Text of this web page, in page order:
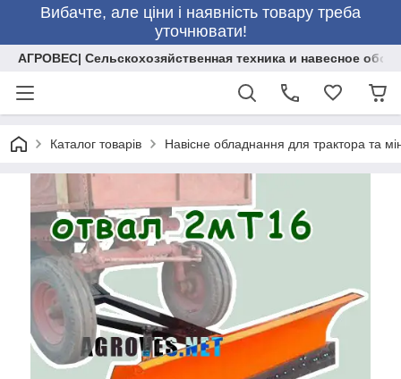
Вибачте, але ціни і наявність товару треба
уточнювати!
АГРОВЕС| Сельскохозяйственная техника и навесное
Каталог товарів Навісне обладнання для трактора та